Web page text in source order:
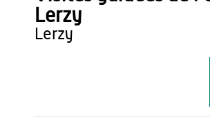
Lerzy
lerzy